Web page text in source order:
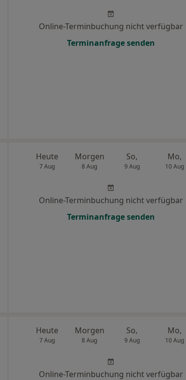
Online-Terminbuchung nicht verfügbar
Terminanfrage senden
Heute
7 Aug
Morgen
8 Aug
So,
9 Aug
Mo,
10 Aug
Online-Terminbuchung nicht verfügbar
Terminanfrage senden
Heute
7 Aug
Morgen
8 Aug
So,
9 Aug
Mo,
10 Aug
Online-Terminbuchung nicht verfügbar